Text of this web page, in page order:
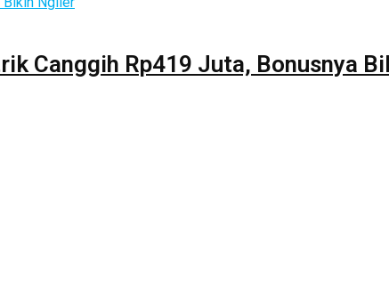
Canggih Rp419 Juta, Bonusnya